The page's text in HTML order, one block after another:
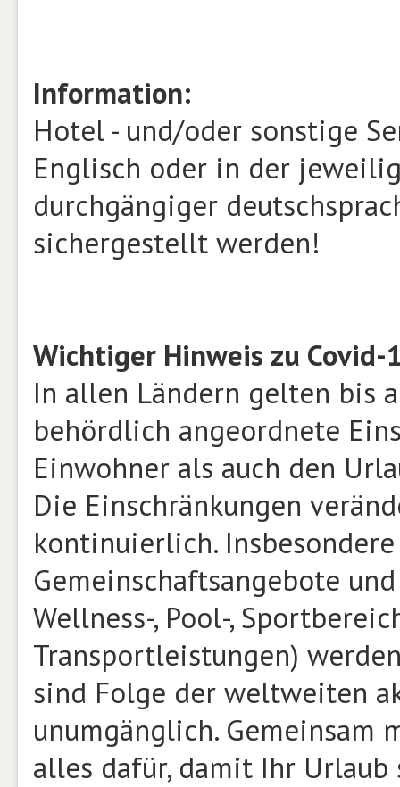
Information:
Hotel - und/oder sonstige
Englisch oder in der
durchgängiger
sichergestellt werden!
Wichtiger Hinweis zu Covid-
In allen Ländern gelten bis
behördlich angeordnete
Einwohner als auch den
Die Einschränkungen
kontinuierlich.
Gemeinschaftsangebote
Wellness-, Pool-,
Transportleistungen)
sind Folge der weltweiten
unumgänglich.
alles dafür, damit Ihr